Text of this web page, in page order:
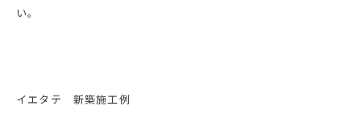
い。
イエタテ 新築施工例